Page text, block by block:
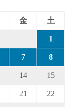
金 土
1
7 8
14 15
21 22